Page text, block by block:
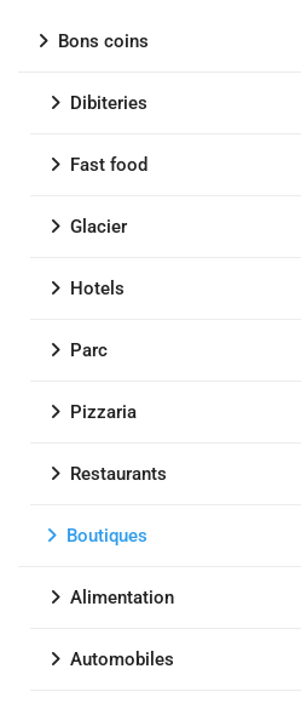
Bons coins
Dibiteries
Fast food
Glacier
Hotels
Parc
Pizzaria
Restaurants
Boutiques
Alimentation
Automobiles